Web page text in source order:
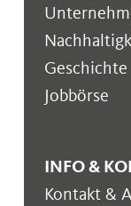
Geschichte
Jobbörse
INFO &
Kontakt &